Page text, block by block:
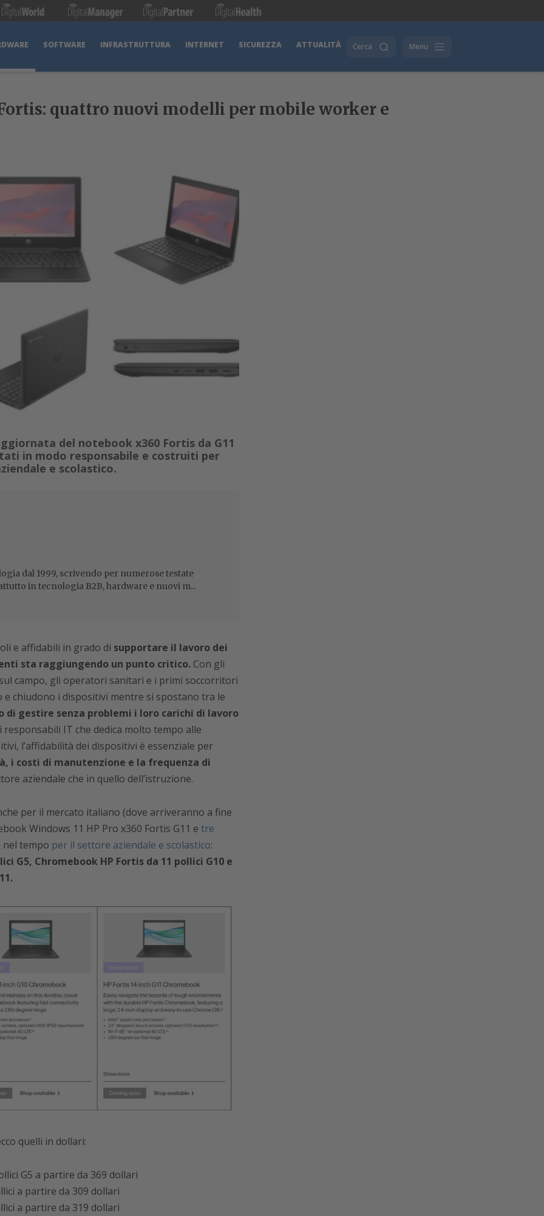
SOFTWARE INFRASTRUTTURA INTERNET SICUREZZA ATTUALITÀ Cerca Menu
quattro nuovi modelli per mobile worker e
del notebook x360 Fortis da G11
in modo responsabile e costruiti per
e scolastico.
dal 1999, scrivendo per numerose testate
in tecnologia B2B, hardware e nuovi m...
e affidabili in grado di supportare il lavoro dei
sta raggiungendo un punto critico.Con gli
campo, gli operatori sanitari e i primi soccorritori
chiudono i dispositivi mentre si spostano tra le
di gestire senza problemi i loro carichi di lavoro
IT che dedica molto tempo alle
l’affidabilità dei dispositivi è essenziale per
costi di manutenzione e la frequenza di
aziendale che in quello dell’istruzione.
per il mercato italiano (dove arriveranno a fine
Windows 11 HP Pro x360 Fortis G11 e tre
tempo per il settore aziendale e scolastico:
G5, Chromebook HP Fortis da 11 pollici G10 e
quelli in dollari:
G5 a partire da 369 dollari
a partire da 309 dollari
a partire da 319 dollari